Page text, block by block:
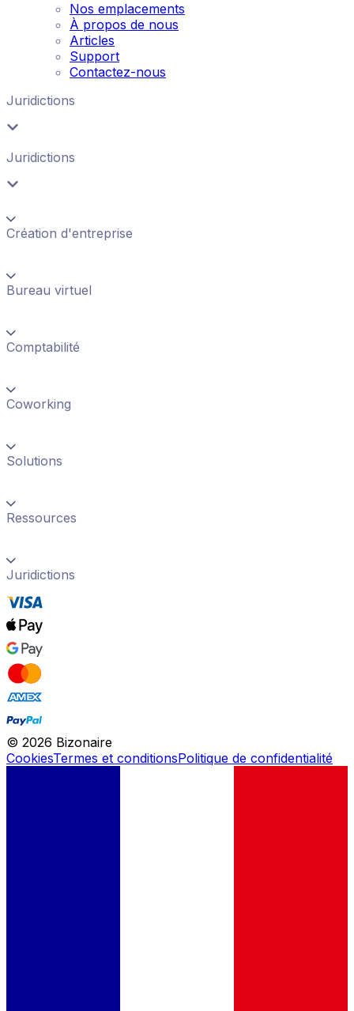
Nos emplacements
À propos de nous
Articles
Support
Contactez-nous
Juridictions
Juridictions
Création d'entreprise
Bureau virtuel
Comptabilité
Coworking
Solutions
Ressources
Juridictions
© 2026 Bizonaire
CookiesTermes et conditionsPolitique de confidentialité